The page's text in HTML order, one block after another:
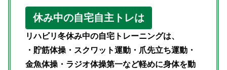
休み中の自宅自主トレは
リハビリ冬休み中の自宅トレーニングは、
・貯筋体操・スクワット運動・爪先立ち運動・
金魚体操・ラジオ体操第一など軽めに身体を動